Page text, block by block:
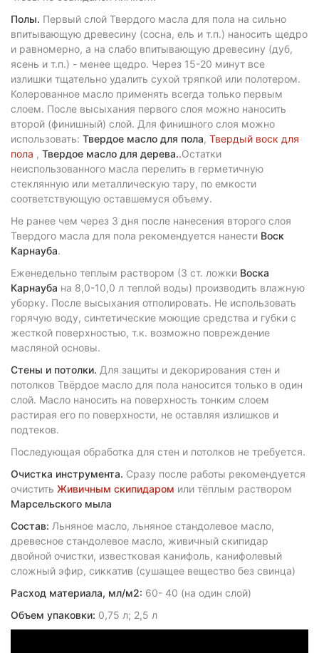
Полы. Первый слой Твердого масла для пола на сильно
впитывающую древесину (сосна, ель и т.п.) наносить щедро
и равномерно, а на слабо впитывающую древесину (дуб,
ясень и т.п.) - менее щедро. Через 15-20 минут все
излишки тщательно удалить сухой тряпкой или полотером.
Колерованное масло применять всегда только первым
слоем. После высыхания первого слоя можно наносить
второй (финишный) слой. Для финишного слоя можно
использовать: Твердое масло для пола, Твердый воск для
пола , Твердое масло для дерева..Остатки
неиспользованного масла перелить в герметичную
стеклянную или металлическую тару, по емкости
соответствующую оставшемуся объему.
Не ранее чем через 3 дня после нанесения второго слоя
Твердого масла для пола рекомендуется нанести Воск
Карнауба.
Еженедельно теплым раствором (3 ст. ложки Воска
Карнауба на 8,0-10,0 л теплой воды) производить влажную
уборку. После высыхания отполировать. Не использовать
горячую воду, синтетические моющие средства и губки с
жесткой поверхностью, т.к. возможно повреждение
масляной основы.
Стены и потолки. Для защиты и декорирования стен и
потолков Твёрдое масло для пола наносится только в один
слой. Масло наносить на поверхность тонким слоем
растирая его по поверхности, не оставляя излишков и
подтеков.
Последующая обработка для стен и потолков не требуется.
Очистка инструмента. Сразу после работы рекомендуется
очистить Живичным скипидаром или тёплым раствором
Марсельского мыла
Состав: Льняное масло, льняное стандолевое масло,
древесное стандолевое масло, живичный скипидар
двойной очистки, известковая канифоль, канифолевый
сложный эфир, сиккатив (сушащее вещество без свинца)
Расход материала, мл/м2: 60- 40 (на один слой)
Объем упаковки: 0,75 л; 2,5 л